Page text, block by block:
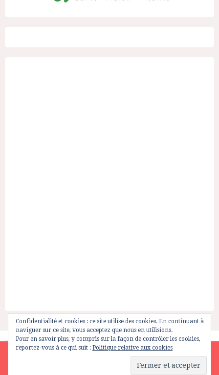
Confidentialité et cookies : ce site utilise des cookies. En continuant à
naviguer sur ce site, vous acceptez que nous en utilisions.
Pour en savoir plus, y compris sur la façon de contrôler les cookies,
reportez-vous à ce qui suit : Politique relative aux cookies
Site is using a trial version of the theme. Please enter your
purchase code in theme settings to activate it orpurchase this
wordpress theme here